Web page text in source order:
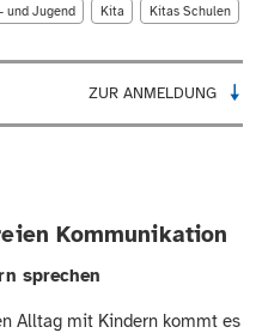
und Jugend Kita Kitas Schulen
ZUR ANMELDUNG
Kommunikation
sprechen
Alltag mit Kindern kommt es